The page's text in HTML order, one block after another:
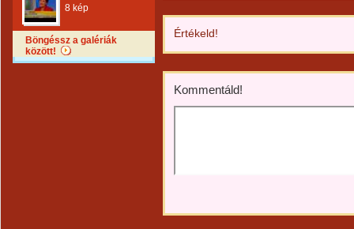
8 kép
Böngéssz a galériák
között!
Értékeld!
Kommentáld!